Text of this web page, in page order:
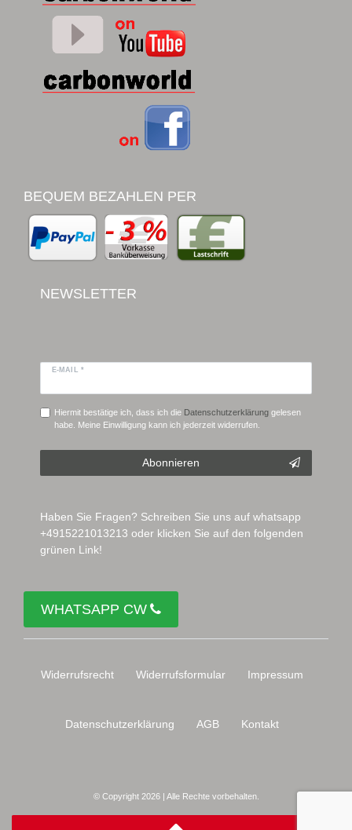
BEQUEM BEZAHLEN PER
NEWSLETTER
E-MAIL *
Hiermit bestätige ich, dass ich die Daten­schutz­erklärunggelesen
habe. Meine Einwilligung kann ich jederzeit widerrufen.
Abonnieren
Haben Sie Fragen? Schreiben Sie uns auf whatsapp
+4915221013213 oder klicken Sie auf den folgenden
grünen Link!
WHATSAPP CW
Widerrufs­recht Widerrufs­formular Impressum
Daten­schutz­erklärung AGB Kontakt
© Copyright 2026 | Alle Rechte vorbehalten.